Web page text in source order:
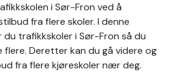
i Sør-Fron ved å
fra flere skoler. I denne
trafikkskoler i Sør-Fron så du
flere. Deretter kan du gå videre og
fra flere kjøreskoler nær deg.